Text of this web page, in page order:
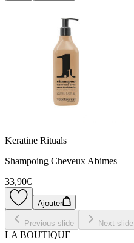
Keratine Rituals
Shampoing Cheveux Abimes
33,90€
Ajouter
Previous slide Next slide
LA BOUTIQUE